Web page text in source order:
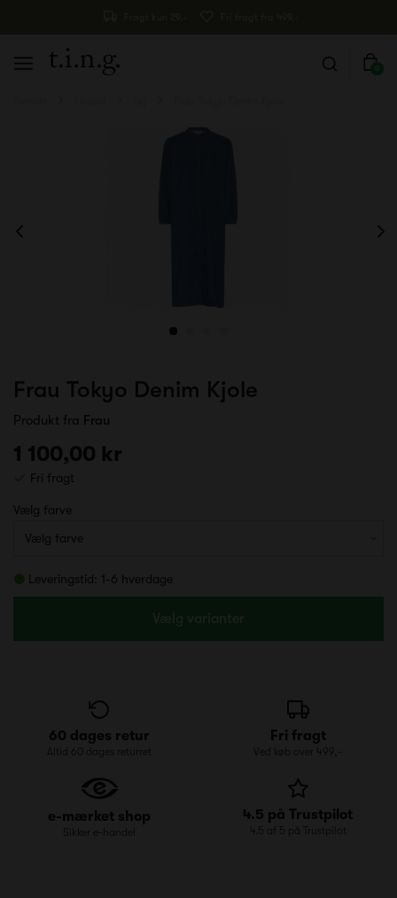
0
Frau Tokyo Denim Kjole
Produkt fra Frau
1 100,00 kr
Fri fragt
Vælg farve
Leveringstid: 1-6 hverdage
Vælg varianter
60 dages retur
Altid 60 dages returret
Fri fragt
Ved køb over 499,-
e-mærket shop
Sikker e-handel
4.5 på Trustpilot
4.5 af 5 på Trustpilot